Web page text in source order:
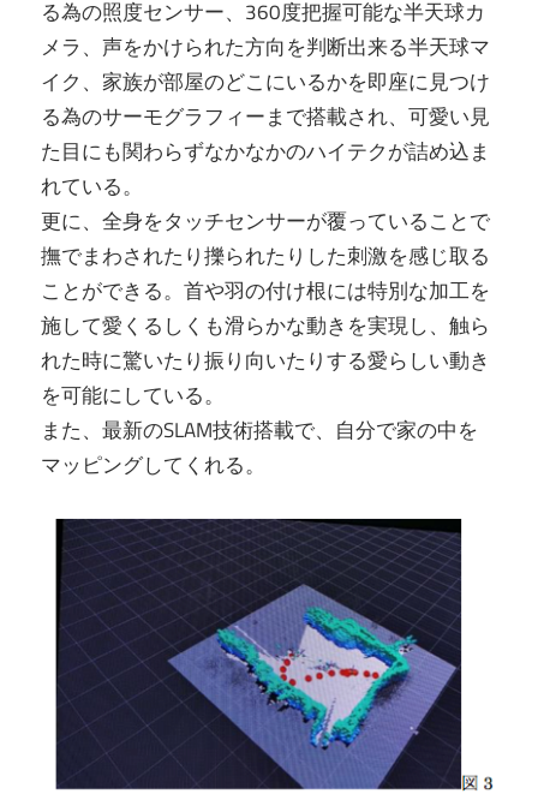
る為の照度センサー、360度把握可能な半天球カ
メラ、声をかけられた方向を判断出来る半天球マ
イク、家族が部屋のどこにいるかを即座に見つけ
る為のサーモグラフィーまで搭載され、可愛い見
た目にも関わらずなかなかのハイテクが詰め込ま
れている。
更に、全身をタッチセンサーが覆っていることで
撫でまわされたり擽られたりした刺激を感じ取る
ことができる。首や羽の付け根には特別な加工を
施して愛くるしくも滑らかな動きを実現し、触ら
れた時に驚いたり振り向いたりする愛らしい動き
を可能にしている。
また、最新のSLAM技術搭載で、自分で家の中を
マッピングしてくれる。